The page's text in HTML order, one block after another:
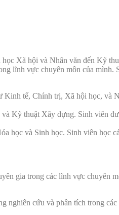
Xã hội và Nhân văn đến Kỹ
lĩnh vực chuyên môn của
tế, Chính trị, Xã hội học, và
Kỹ thuật Xây dựng. Sinh viên
học và Sinh học. Sinh viên học
gia trong các lĩnh vực chuyên
nghiên cứu và phân tích trong